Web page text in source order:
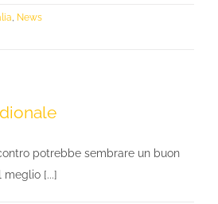
, News
potrebbe sembrare un buon
meglio [...]